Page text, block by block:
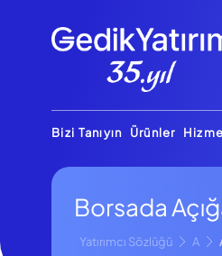
Bizi Tanıyın Ürünler
Borsada
Yatırımcı Sözlüğü A